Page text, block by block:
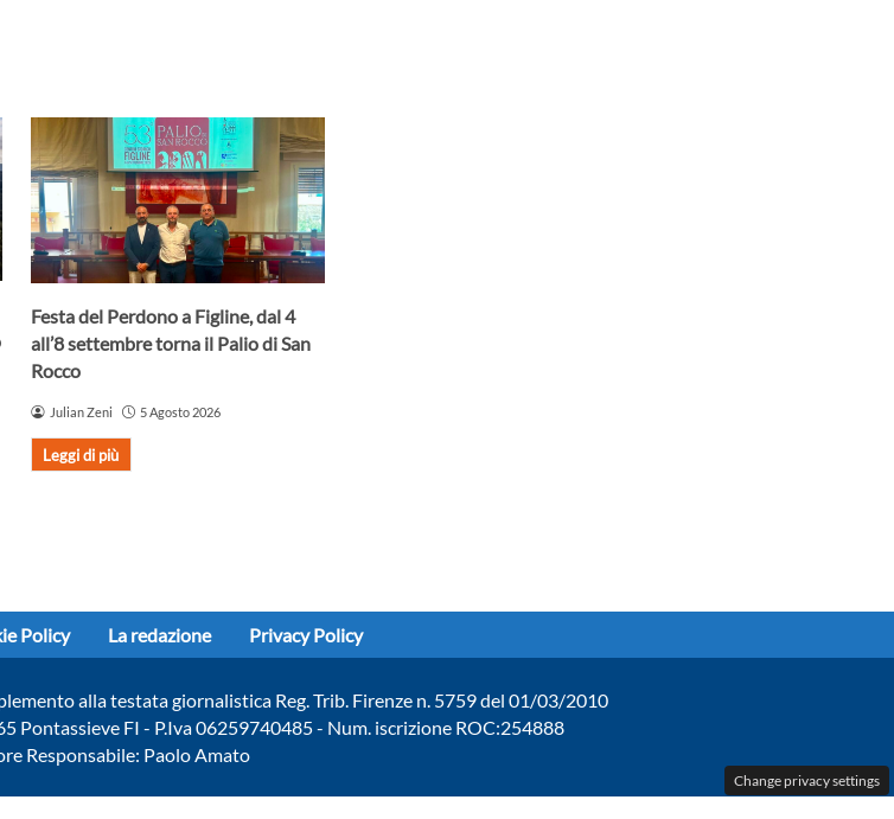
Festa del Perdono a Figline, dal 4
all’8 settembre torna il Palio di San
Rocco
Julian Zeni 5 Agosto 2026
Leggi di più
Policy La redazione Privacy Policy
alla testata giornalistica Reg. Trib. Firenze n. 5759 del 01/03/2010
Pontassieve FI - P.Iva 06259740485 - Num. iscrizione ROC:254888
Responsabile: Paolo Amato
Change privacy settings